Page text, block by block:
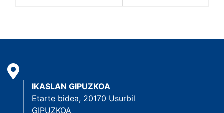
IKASLAN GIPUZKOA
Etarte bidea, 20170 Usurbil
GIPUZKOA